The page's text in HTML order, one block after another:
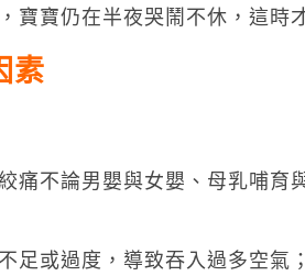
寶寶仍在半夜哭鬧不休，這時
素
痛不論男嬰與女嬰、母乳哺育
足或過度，導致吞入過多空氣